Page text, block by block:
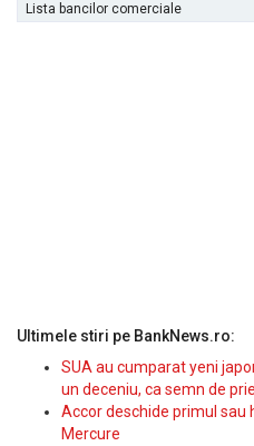
Lista bancilor comerciale
Ultimele stiri pe BankNews.ro:
SUA au cumparat yeni
un deceniu, ca semn de
Accor deschide primul sau
Mercure